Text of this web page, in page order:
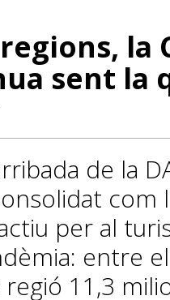
la
sent la
de la
per al
entre
regió 11,3